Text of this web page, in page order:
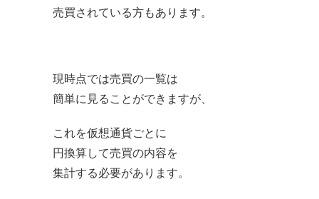
売買されている方もあります。
現時点では売買の一覧は
簡単に見ることができますが、
これを仮想通貨ごとに
円換算して売買の内容を
集計する必要があります。